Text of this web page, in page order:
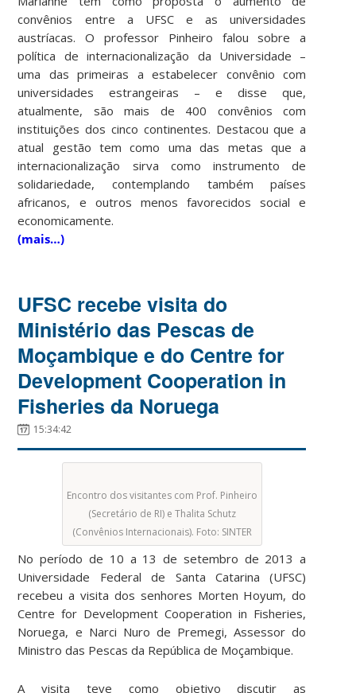
convênios entre a UFSC e as universidades
austríacas. O professor Pinheiro falou sobre a
política de internacionalização da Universidade –
uma das primeiras a estabelecer convênio com
universidades estrangeiras – e disse que,
atualmente, são mais de 400 convênios com
instituições dos cinco continentes. Destacou que a
atual gestão tem como uma das metas que a
internacionalização sirva como instrumento de
solidariedade, contemplando também países
africanos, e outros menos favorecidos social e
economicamente.
(mais…)
UFSC recebe visita do
Ministério das Pescas de
Moçambique e do Centre for
Development Cooperation in
Fisheries da Noruega
15:34:42
Encontro dos visitantes com Prof. Pinheiro
(Secretário de RI) e Thalita Schutz
(Convênios Internacionais). Foto: SINTER
No período de 10 a 13 de setembro de 2013 a
Universidade Federal de Santa Catarina (UFSC)
recebeu a visita dos senhores Morten Hoyum, do
Centre for Development Cooperation in Fisheries,
Noruega, e Narci Nuro de Premegi, Assessor do
Ministro das Pescas da República de Moçambique.
A visita teve como objetivo discutir as